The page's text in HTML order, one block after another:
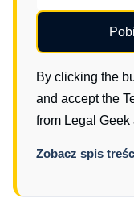
By clicking the
and accept the
from Legal Geek
Zobacz spis